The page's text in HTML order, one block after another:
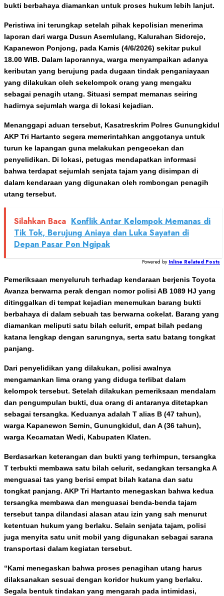
bukti berbahaya diamankan untuk proses hukum lebih lanjut.
Peristiwa ini terungkap setelah pihak kepolisian menerima
laporan dari warga Dusun Asemlulang, Kalurahan Sidorejo,
Kapanewon Ponjong, pada Kamis (4/6/2026) sekitar pukul
18.00 WIB. Dalam laporannya, warga menyampaikan adanya
keributan yang berujung pada dugaan tindak penganiayaan
yang dilakukan oleh sekelompok orang yang mengaku
sebagai penagih utang. Situasi sempat memanas seiring
hadirnya sejumlah warga di lokasi kejadian.
Menanggapi aduan tersebut, Kasatreskrim Polres Gunungkidul
AKP Tri Hartanto segera memerintahkan anggotanya untuk
turun ke lapangan guna melakukan pengecekan dan
penyelidikan. Di lokasi, petugas mendapatkan informasi
bahwa terdapat sejumlah senjata tajam yang disimpan di
dalam kendaraan yang digunakan oleh rombongan penagih
utang tersebut.
Silahkan Baca Konflik Antar Kelompok Memanas di
Tik Tok, Berujung Aniaya dan Luka Sayatan di
Depan Pasar Pon Ngipak
Powered by Inline Related Posts
Pemeriksaan menyeluruh terhadap kendaraan berjenis Toyota
Avanza berwarna perak dengan nomor polisi AB 1089 HJ yang
ditinggalkan di tempat kejadian menemukan barang bukti
berbahaya di dalam sebuah tas berwarna cokelat. Barang yang
diamankan meliputi satu bilah celurit, empat bilah pedang
katana lengkap dengan sarungnya, serta satu batang tongkat
panjang.
Dari penyelidikan yang dilakukan, polisi awalnya
mengamankan lima orang yang diduga terlibat dalam
kelompok tersebut. Setelah dilakukan pemeriksaan mendalam
dan pengumpulan bukti, dua orang di antaranya ditetapkan
sebagai tersangka. Keduanya adalah T alias B (47 tahun),
warga Kapanewon Semin, Gunungkidul, dan A (36 tahun),
warga Kecamatan Wedi, Kabupaten Klaten.
Berdasarkan keterangan dan bukti yang terhimpun, tersangka
T terbukti membawa satu bilah celurit, sedangkan tersangka A
menguasai tas yang berisi empat bilah katana dan satu
tongkat panjang. AKP Tri Hartanto menegaskan bahwa kedua
tersangka membawa dan menguasai benda-benda tajam
tersebut tanpa dilandasi alasan atau izin yang sah menurut
ketentuan hukum yang berlaku. Selain senjata tajam, polisi
juga menyita satu unit mobil yang digunakan sebagai sarana
transportasi dalam kegiatan tersebut.
“Kami menegaskan bahwa proses penagihan utang harus
dilaksanakan sesuai dengan koridor hukum yang berlaku.
Segala bentuk tindakan yang mengarah pada intimidasi,